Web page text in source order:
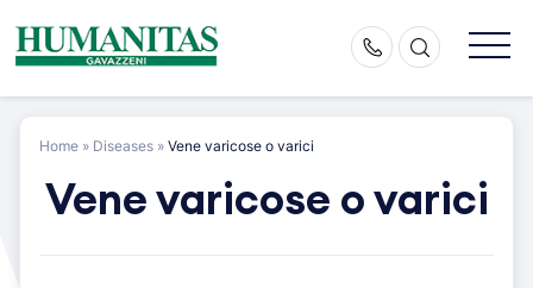
content
Home » Diseases » Vene varicose o varici
Vene varicose o varici